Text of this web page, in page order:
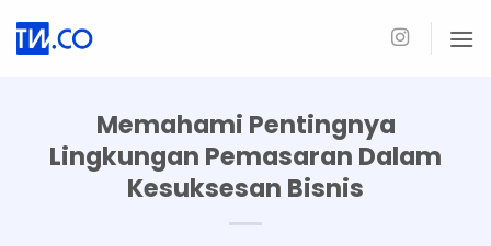
Memahami Pentingnya
Lingkungan Pemasaran Dalam
Kesuksesan Bisnis